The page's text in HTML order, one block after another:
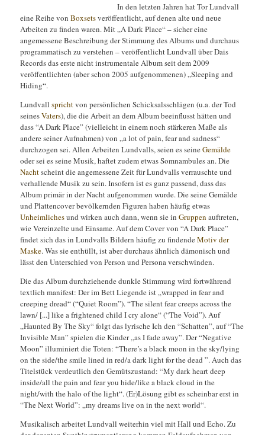
In den letzten Jahren hat Tor Lundvall
eine Reihe vonBoxsetsveröffentlicht, auf denen alte und neue
Arbeiten zu finden waren. Mit „A Dark Place“ – sicher eine
angemessene Beschreibung der Stimmung des Albums und durchaus
programmatisch zu verstehen – veröffentlicht Lundvall über Dais
Records das erste nicht instrumentale Album seit dem 2009
veröffentlichten (aber schon 2005 aufgenommenen) „Sleeping and
Hiding“.
Lundvallsprichtvon persönlichen Schicksalsschlägen (u.a. der Tod
seinesVaters), die die Arbeit an dem Album beeinflusst hätten und
dass “A Dark Place” (vielleicht in einem noch stärkeren Maße als
andere seiner Aufnahmen) von „a lot of pain, fear and sadness“
durchzogen sei. Allen Arbeiten Lundvalls, seien es seineGemälde
oder sei es seine Musik, haftet zudem etwas Somnambules an. Die
Nachtscheint die angemessene Zeit für Lundvalls verrauschte und
verhallende Musik zu sein. Insofern ist es ganz passend, dass das
Album primär in der Nacht aufgenommen wurde. Die seine Gemälde
und Plattencover bevölkernden Figuren haben häufig etwas
Unheimlichesund wirken auch dann, wenn sie inGruppenauftreten,
wie Vereinzelte und Einsame. Auf dem Cover von “A Dark Place”
findet sich das in Lundvalls Bildern häufig zu findendeMotiv der
Maske. Was sie enthüllt, ist aber durchaus ähnlich dämonisch und
lässt den Unterschied von Person und Persona verschwinden.
Die das Album durchziehende dunkle Stimmung wird fortwährend
textlich manifest: Der im Bett Liegende ist „wrapped in fear and
creeping dread“ (“Quiet Room”). “The silent fear creeps across the
lawn/ [...] like a frightened child I cry alone“ (“The Void”). Auf
„Haunted By The Sky“ folgt das lyrische Ich den “Schatten”, auf “The
Invisible Man” spielen die Kinder „as I fade away”. Der “Negative
Moon” illuminiert die Toten: “There’s a black moon in the sky/lying
on the side/the smile lined in red/a dark light for the dead ”. Auch das
Titelstück verdeutlich den Gemütszustand: “My dark heart deep
inside/all the pain and fear you hide/like a black cloud in the
night/with the halo of the light“. (Er)Lösung gibt es scheinbar erst in
“The Next World”: „my dreams live on in the next world“.
Musikalisch arbeitet Lundvall weiterhin viel mit Hall und Echo. Zu